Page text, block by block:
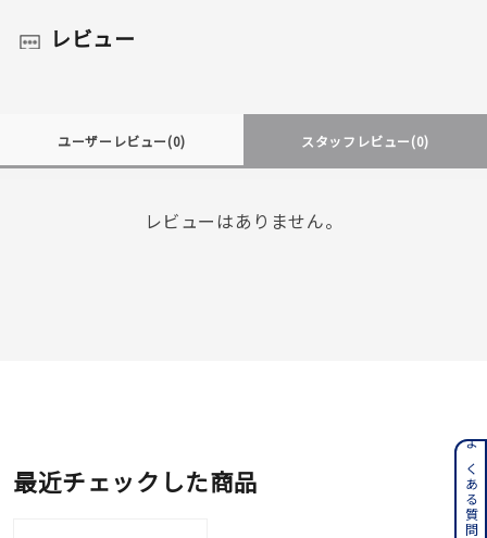
レビュー
ユーザーレビュー(0) スタッフレビュー(0)
レビューはありません。
最近チェックした商品